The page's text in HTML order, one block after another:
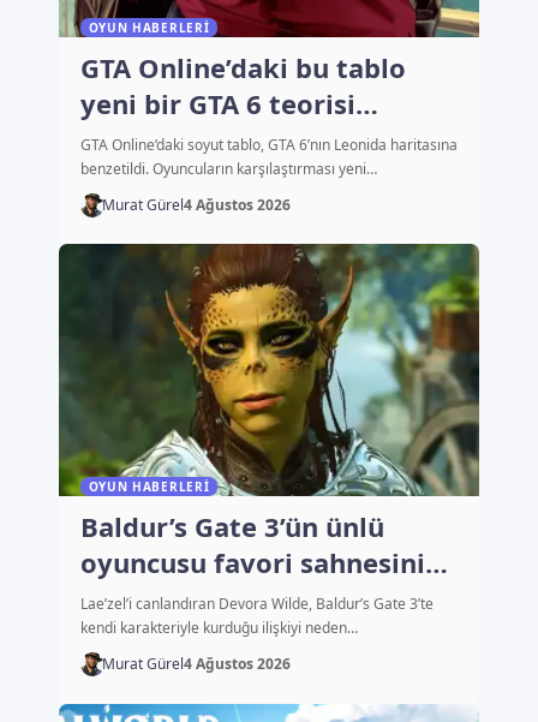
OYUN HABERLERI
GTA Online’daki bu tablo
yeni bir GTA 6 teorisi
başlattı
GTA Online’daki soyut tablo, GTA 6’nın Leonida haritasına
benzetildi. Oyuncuların karşılaştırması yeni…
Murat Gürel4 Ağustos 2026
OYUN HABERLERI
Baldur’s Gate 3’ün ünlü
oyuncusu favori sahnesini
açıkladı
Lae’zel’i canlandıran Devora Wilde, Baldur’s Gate 3’te
kendi karakteriyle kurduğu ilişkiyi neden…
Murat Gürel4 Ağustos 2026